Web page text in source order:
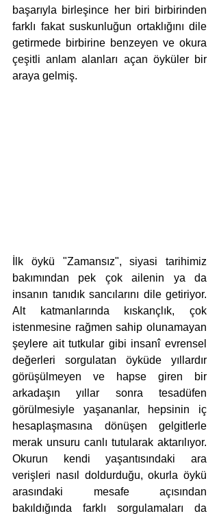
başarıyla birleşince her biri birbirinden
farklı fakat suskunluğun ortaklığını dile
getirmede birbirine benzeyen ve okura
çeşitli anlam alanları açan öyküler bir
araya gelmiş.
İlk öykü "Zamansız", siyasi tarihimiz
bakımından pek çok ailenin ya da
insanın tanıdık sancılarını dile getiriyor.
Alt katmanlarında kıskançlık, çok
istenmesine rağmen sahip olunamayan
şeylere ait tutkular gibi insanî evrensel
değerleri sorgulatan öyküde yıllardır
görüşülmeyen ve hapse giren bir
arkadaşın yıllar sonra tesadüfen
görülmesiyle yaşananlar, hepsinin iç
hesaplaşmasına dönüşen gelgitlerle
merak unsuru canlı tutularak aktarılıyor.
Okurun kendi yaşantısındaki ara
verişleri nasıl doldurduğu, okurla öykü
arasındaki mesafe açısından
bakıldığında farklı sorgulamaları da